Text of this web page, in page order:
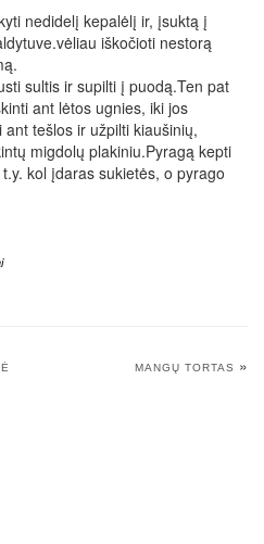
nedidelį kepalėlį ir, įsuktą į
iškočioti nestorą
sultis ir supilti į puodą.Ten pat
ant lėtos ugnies, iki jos
tešlos ir užpilti kiaušinių,
migdolų plakiniu.Pyragą kepti
kol įdaras sukietės, o pyrago
MANGŲ TORTAS »